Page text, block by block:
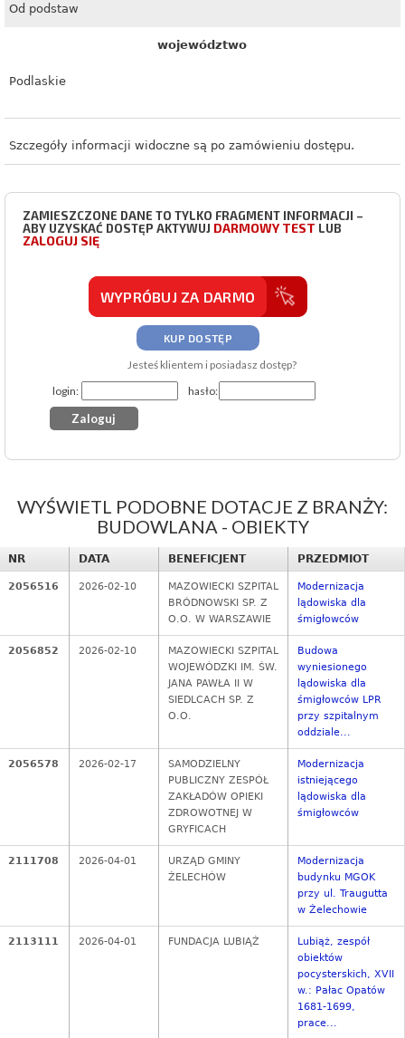
Od podstaw
województwo
Podlaskie
Szczegóły informacji widoczne są po zamówieniu dostępu.
ZAMIESZCZONE DANE TO TYLKO FRAGMENT INFORMACJI –
ABY UZYSKAĆ DOSTĘP AKTYWUJ DARMOWY TEST LUB
ZALOGUJ SIĘ
WYPRÓBUJ ZA DARMO
KUP DOSTĘP
Jesteś klientem i posiadasz dostęp?
login:
hasło:
WYŚWIETL PODOBNE DOTACJE Z BRANŻY:
BUDOWLANA - OBIEKTY
NR DATA BENEFICJENT PRZEDMIOT
2056516 2026-02-10
MAZOWIECKI SZPITAL
BRÓDNOWSKI SP. Z
O.O. W WARSZAWIE
Modernizacja
lądowiska dla
śmigłowców
2056852 2026-02-10
MAZOWIECKI SZPITAL
WOJEWÓDZKI IM. ŚW.
JANA PAWŁA II W
SIEDLCACH SP. Z
O.O.
Budowa
wyniesionego
lądowiska dla
śmigłowców LPR
przy szpitalnym
oddziale...
2056578 2026-02-17
SAMODZIELNY
PUBLICZNY ZESPÓŁ
ZAKŁADÓW OPIEKI
ZDROWOTNEJ W
GRYFICACH
Modernizacja
istniejącego
lądowiska dla
śmigłowców
2111708 2026-04-01
URZĄD GMINY
ŻELECHÓW
Modernizacja
budynku MGOK
przy ul. Traugutta
w Żelechowie
2113111 2026-04-01 FUNDACJA LUBIĄŻ
Lubiąż, zespół
obiektów
pocysterskich, XVII
w.: Pałac Opatów
1681-1699,
prace...